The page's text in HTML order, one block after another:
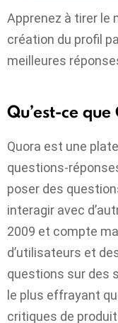
Apprenez à tirer le
création du profil
meilleures
Qu’est-ce
Quora est une
questions-
poser des
interagir avec
2009 et compte
d’utilisateurs et
questions sur des
le plus effrayant
critiques de